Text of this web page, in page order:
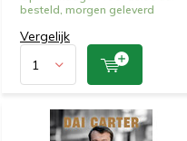
besteld, morgen geleverd
Vergelijk